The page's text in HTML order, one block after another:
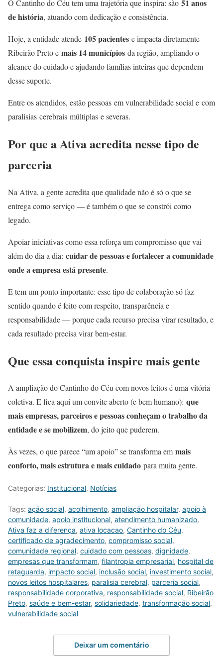
O Cantinho do Céu tem uma trajetória que inspira: são 51 anos
de história, atuando com dedicação e consistência.
Hoje, a entidade atende 105 pacientes e impacta diretamente
Ribeirão Preto e mais 14 municípios da região, ampliando o
alcance do cuidado e ajudando famílias inteiras que dependem
desse suporte.
Entre os atendidos, estão pessoas em vulnerabilidade social e com
paralisias cerebrais múltiplas e severas.
Por que a Ativa acredita nesse tipo de
parceria
Na Ativa, a gente acredita que qualidade não é só o que se
entrega como serviço — é também o que se constrói como
legado.
Apoiar iniciativas como essa reforça um compromisso que vai
além do dia a dia: cuidar de pessoas e fortalecer a comunidade
onde a empresa está presente.
E tem um ponto importante: esse tipo de colaboração só faz
sentido quando é feito com respeito, transparência e
responsabilidade — porque cada recurso precisa virar resultado, e
cada resultado precisa virar bem-estar.
Que essa conquista inspire mais gente
A ampliação do Cantinho do Céu com novos leitos é uma vitória
coletiva. E fica aqui um convite aberto (e bem humano): que
mais empresas, parceiros e pessoas conheçam o trabalho da
entidade e se mobilizem, do jeito que puderem.
Às vezes, o que parece “um apoio” se transforma em mais
conforto, mais estrutura e mais cuidado para muita gente.
Categorias: Institucional, Notícias
Tags: ação social, acolhimento, ampliação hospitalar, apoio à
comunidade, apoio institucional, atendimento humanizado,
Ativa faz a diferença, ativa locacao, Cantinho do Céu,
certificado de agradecimento, compromisso social,
comunidade regional, cuidado com pessoas, dignidade,
empresas que transformam, filantropia empresarial, hospital de
retaguarda, impacto social, inclusão social, investimento social,
novos leitos hospitalares, paralisia cerebral, parceria social,
responsabilidade corporativa, responsabilidade social, Ribeirão
Preto, saúde e bem-estar, solidariedade, transformação social,
vulnerabilidade social
Deixar um comentário